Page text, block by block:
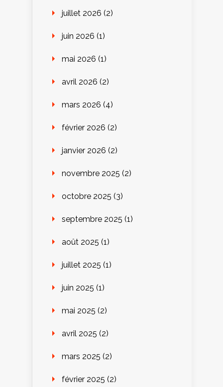
juillet 2026 (2)
juin 2026 (1)
mai 2026 (1)
avril 2026 (2)
mars 2026 (4)
février 2026 (2)
janvier 2026 (2)
novembre 2025 (2)
octobre 2025 (3)
septembre 2025 (1)
août 2025 (1)
juillet 2025 (1)
juin 2025 (1)
mai 2025 (2)
avril 2025 (2)
mars 2025 (2)
février 2025 (2)